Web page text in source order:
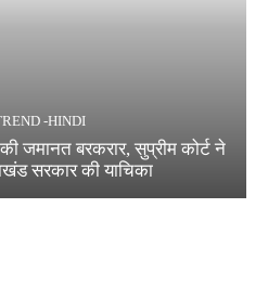
-HINDI
जमानत बरकरार, सुप्रीम कोर्ट ने
सरकार की याचिका